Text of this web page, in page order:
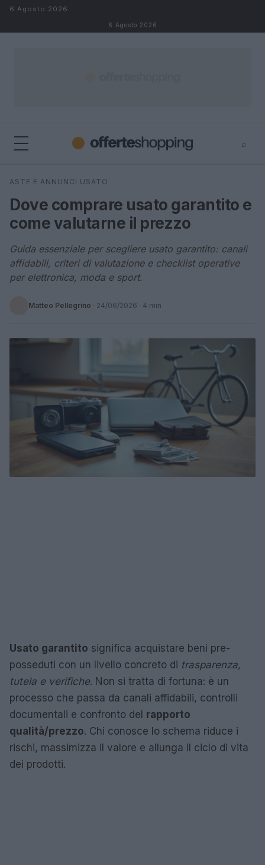
Salta al contenuto
6 Agosto 2026
6 Agosto 2026
⌕
Cerca
ASTE E ANNUNCI USATO
Dove comprare usato garantito e
come valutarne il prezzo
Guida essenziale per scegliere usato garantito: canali
affidabili, criteri di valutazione e checklist operative
per elettronica, moda e sport.
Matteo Pellegrino · 24/06/2026 · 4 min
Usato garantito significa acquistare beni pre-
posseduti con un livello concreto di trasparenza,
tutela e verifiche. Non si tratta di fortuna: è un
processo che passa da canali affidabili, controlli
documentali e confronto del rapporto
qualità/prezzo. Chi conosce lo schema riduce i
rischi, massimizza il valore e allunga il ciclo di vita
dei prodotti.